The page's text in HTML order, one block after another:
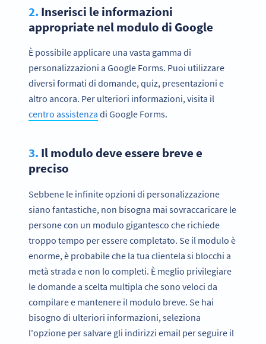
2. Inserisci le informazioni
appropriate nel modulo di Google
È possibile applicare una vasta gamma di
personalizzazioni a Google Forms. Puoi utilizzare
diversi formati di domande, quiz, presentazioni e
altro ancora. Per ulteriori informazioni, visita il
centro assistenza di Google Forms.
3. Il modulo deve essere breve e
preciso
Sebbene le infinite opzioni di personalizzazione
siano fantastiche, non bisogna mai sovraccaricare le
persone con un modulo gigantesco che richiede
troppo tempo per essere completato. Se il modulo è
enorme, è probabile che la tua clientela si blocchi a
metà strada e non lo completi. È meglio privilegiare
le domande a scelta multipla che sono veloci da
compilare e mantenere il modulo breve. Se hai
bisogno di ulteriori informazioni, seleziona
l'opzione per salvare gli indirizzi email per seguire il